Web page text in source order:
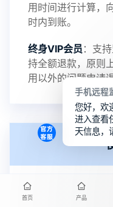
用时间进行计算，
时内到账。
终身VIP会员 ：支
持全额退款，原则
用以外的问题申请
华鲸官方不承诺对
首页 产品
手机远程
您好，欢
进入查看
天信息，